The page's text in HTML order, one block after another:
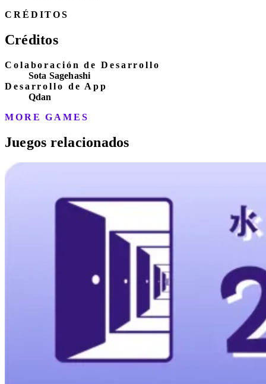
CRÉDITOS
Créditos
Colaboración de Desarrollo
Sota Sagehashi
Desarrollo de App
Qdan
MORE GAMES
Juegos relacionados